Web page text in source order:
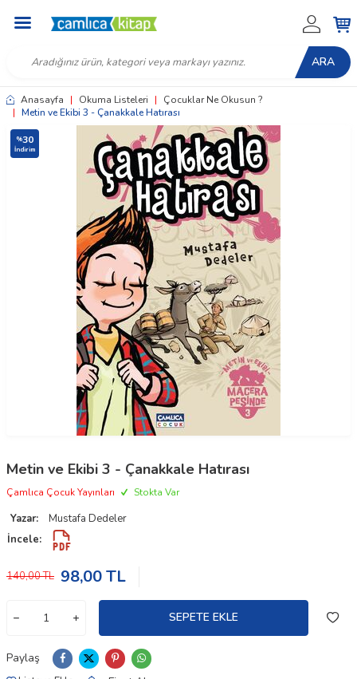
ARA
Anasayfa | Okuma Listeleri |
Çocuklar Ne Okusun ?
| Metin ve Ekibi 3 - Çanakkale Hatırası
%30
İndirim
Metin ve Ekibi 3 - Çanakkale Hatırası
Çamlıca Çocuk Yayınları Stokta Var
Yazar:
Mustafa Dedeler
İncele:
140,00TL 98,00TL
SEPETE EKLE
Paylaş